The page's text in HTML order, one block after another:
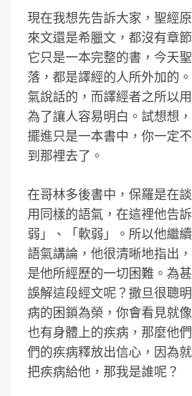
現在我想先告訴大家，聖經
來文還是希臘文，都沒有章
它只是一本完整的書，今天
落，都是譯經的人所外加的
氣說話的，而譯經者之所以
為了讓人容易明白。試想想
擺進只是一本書中，你一定
到那裡去了。
在哥林多後書中，保羅是在
用同樣的語氣，在這裡他告
弱」、「軟弱」。所以他繼
語氣講論，他很清晰地指出
是他所經歷的一切困難。為
誤解這段經文呢？撒旦很聰
病的困鎖為榮，你會看見就
也有身體上的疾病，那麼他
們的疾病釋放出信心，因為
把疾病給他，那我是誰呢？